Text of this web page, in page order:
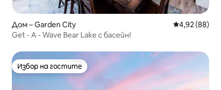
Дом – Garden City Средна
4,92 (88)
Get - A - Wave Bear Lake с басейн!
Избор на гостите
Избор на гостите